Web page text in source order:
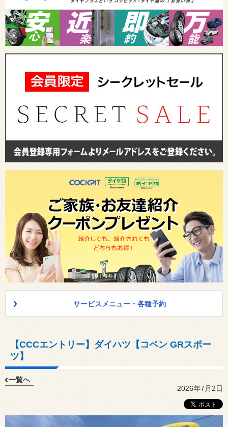
サービスメニュー・各種予約
【CCCエントリー】ダイハツ【コペン GRスポー
ツ】
一覧へ
2026年7月2日